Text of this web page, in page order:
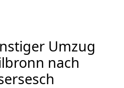
Umzug
nach